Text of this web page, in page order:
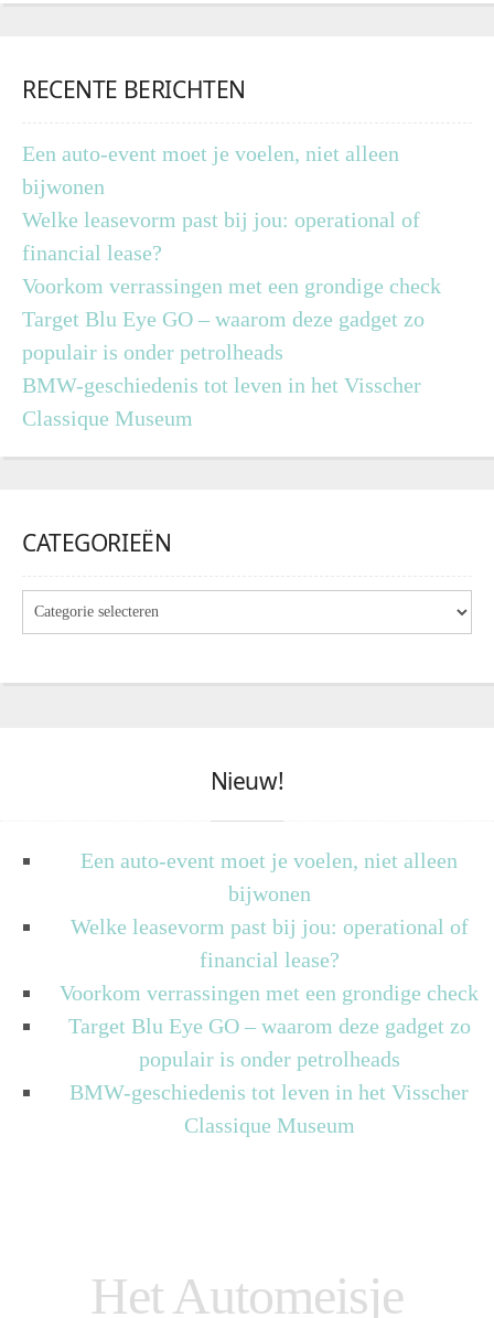
RECENTE BERICHTEN
Een auto-event moet je voelen, niet alleen
bijwonen
Welke leasevorm past bij jou: operational of
financial lease?
Voorkom verrassingen met een grondige check
Target Blu Eye GO – waarom deze gadget zo
populair is onder petrolheads
BMW-geschiedenis tot leven in het Visscher
Classique Museum
CATEGORIEËN
Nieuw!
Een auto-event moet je voelen, niet alleen
bijwonen
Welke leasevorm past bij jou: operational of
financial lease?
Voorkom verrassingen met een grondige check
Target Blu Eye GO – waarom deze gadget zo
populair is onder petrolheads
BMW-geschiedenis tot leven in het Visscher
Classique Museum
Het Automeisje